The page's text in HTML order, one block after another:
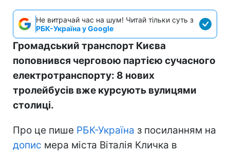
Не витрачай час на шум! Читай тільки суть з
РБК-Україна у Google
Громадський транспорт Києва
поповнився черговою партією сучасного
електротранспорту: 8 нових
тролейбусів вже курсують вулицями
столиці.
Про це пише РБК-Україна з посиланням на
допис мера міста Віталія Кличка в